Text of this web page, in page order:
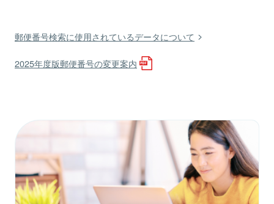
郵便番号検索に使用されているデータについて
2025年度版郵便番号の変更案内